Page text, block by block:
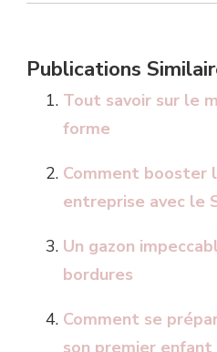
Publications
Tout savoir sur le
forme
Comment booster
entreprise avec le
Un gazon
bordures
Comment se
son premier enfant